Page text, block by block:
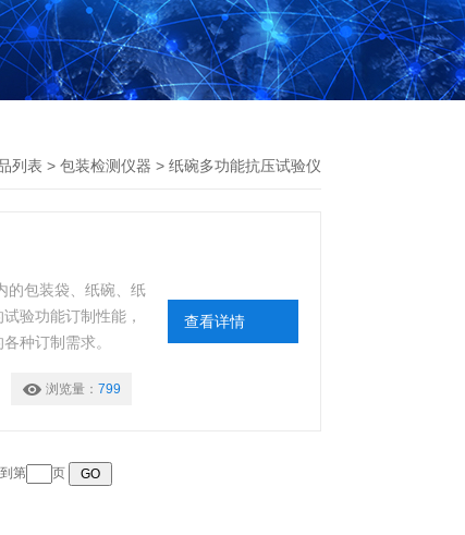
列表 > 包装检测仪器 > 纸碗多功能抗压试验仪
的包装袋、纸碗、纸
验功能订制性能，
种订制需求。
浏览量： 799
查看详情
第 页